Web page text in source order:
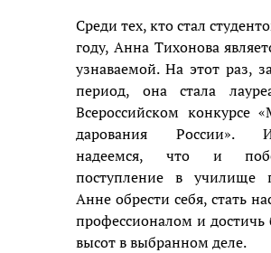
Среди тех, кто стал
году, Анна Тихонова
узнаваемой. На этот раз,
период, она стала
Всероссийском конкурсе
дарования России».
надеемся, что и
поступление в училище
Анне обрести себя, стать
профессионалом и
высот в выбранном деле.